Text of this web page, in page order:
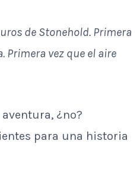
de Stonehold. Primera
Primera vez que el aire
¿no?
para una historia